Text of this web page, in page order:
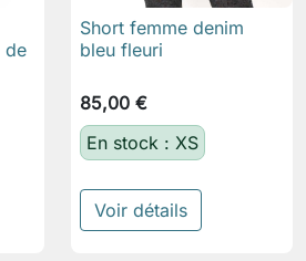
de
Short femme denim
bleu fleuri
85,00 €
En stock : XS
Voir détails